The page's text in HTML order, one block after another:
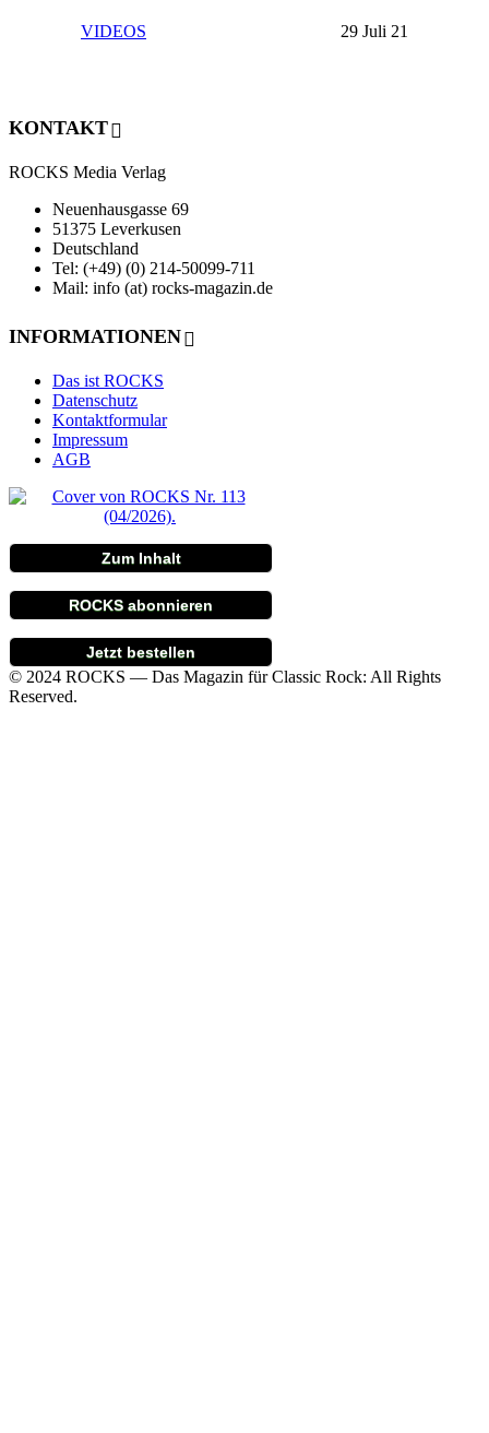
VIDEOS 29 Juli 21
KONTAKT
ROCKS Media Verlag
Neuenhausgasse 69
51375 Leverkusen
Deutschland
Tel: (+49) (0) 214-50099-711
Mail: info (at) rocks-magazin.de
INFORMATIONEN
Das ist ROCKS
Datenschutz
Kontaktformular
Impressum
AGB
Zum Inhalt
ROCKS abonnieren
Jetzt bestellen
© 2024 ROCKS — Das Magazin für Classic Rock: All Rights
Reserved.